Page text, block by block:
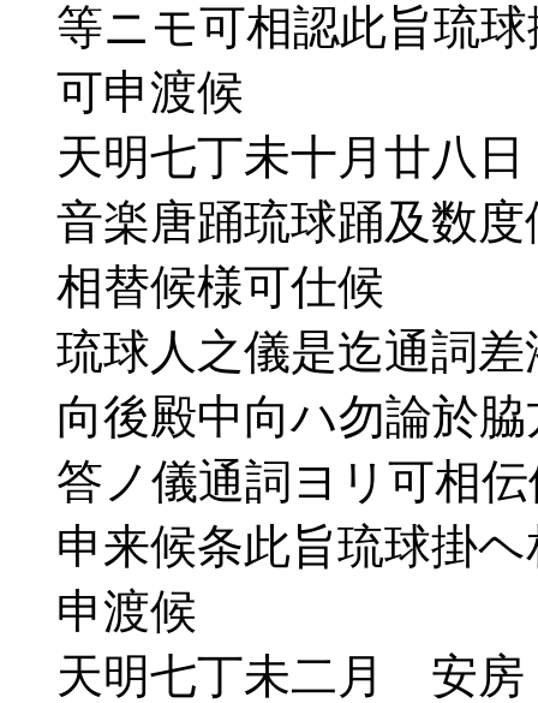
等ニモ可相認此旨琉球
可申渡候
天明七丁未十月廿八
音楽唐踊琉球踊及数度
相替候様可仕候
琉球人之儀是迄通詞差
向後殿中向ハ勿論於脇
答ノ儀通詞ヨリ可相伝
申来候条此旨琉球掛ヘ
申渡候
天明七丁未二月 安房